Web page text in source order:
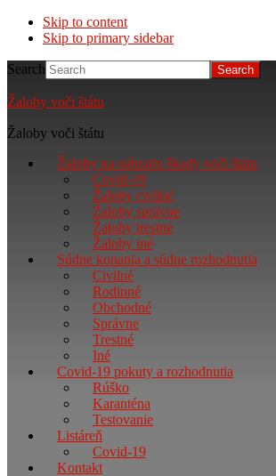
Skip to content
Skip to primary sidebar
Search
Žaloby voči štátu
Žaloby voči štátu
Žaloby na náhradu škody voči štátu
Covid-19
Žaloby civilné
Žaloby správne
Žaloby trestné
Žaloby iné
Súdne konania a súdne rozhodnutia
Civilné
Rodinné
Obchodné
Správne
Trestné
Iné
Covid-19 pokuty a rozhodnutia
Rúško
Karanténa
Testovanie
Listáreň
Covid-19
Kontakt